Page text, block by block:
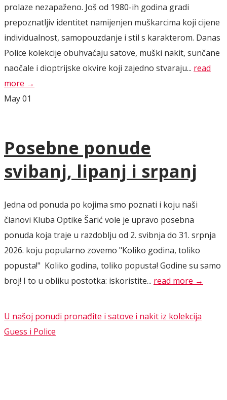
prolaze nezapaženo. Još od 1980-ih godina gradi
prepoznatljiv identitet namijenjen muškarcima koji cijene
individualnost, samopouzdanje i stil s karakterom. Danas
Police kolekcije obuhvaćaju satove, muški nakit, sunčane
naočale i dioptrijske okvire koji zajedno stvaraju... read
more →
May01
Posebne ponude
svibanj, lipanj i srpanj
Jedna od ponuda po kojima smo poznati i koju naši
članovi Kluba Optike Šarić vole je upravo posebna
ponuda koja traje u razdoblju od 2. svibnja do 31. srpnja
2026. koju popularno zovemo "Koliko godina, toliko
popusta!" Koliko godina, toliko popusta! Godine su samo
broj! I to u obliku postotka: iskoristite... read more →
U našoj ponudi pronađite i satove i nakit iz kolekcija
Guess i Police